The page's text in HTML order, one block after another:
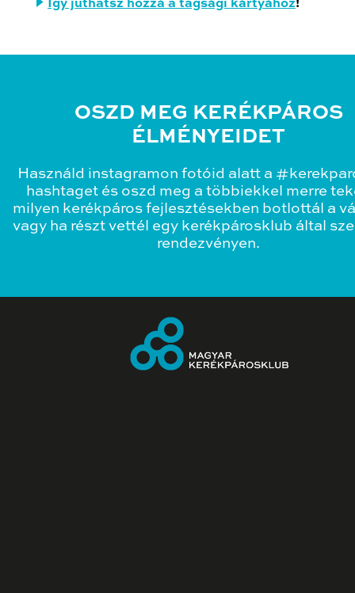
Így juthatsz hozzá a tagsági kártyához!
OSZD MEG KERÉKPÁROS
ÉLMÉNYEIDET
Használd instagramon fotóid alatt a
hashtaget és oszd meg a többiekkel merre
milyen kerékpáros fejlesztésekben botlottál a
vagy ha részt vettél egy kerékpárosklub által
rendezvényen.